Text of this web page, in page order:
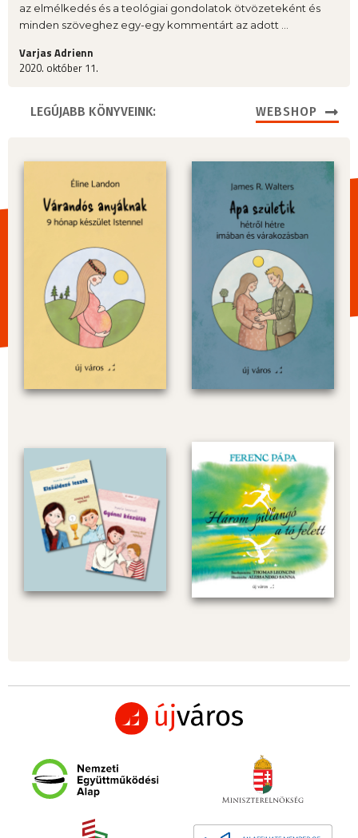
az elmélkedés és a teológiai gondolatok ötvözeteként és
minden szöveghez egy-egy kommentárt az adott ...
Varjas Adrienn
2020. október 11.
LEGÚJABB KÖNYVEINK: WEBSHOP